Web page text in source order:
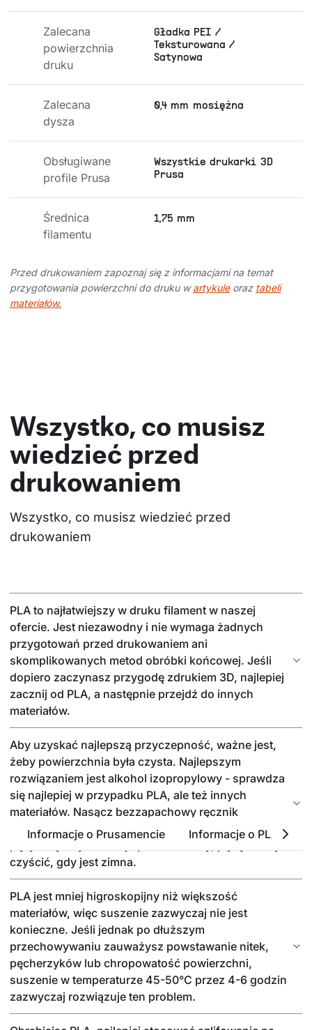
Informacje o Prusamencie Informacje o PLA
Zalecana
powierzchnia
druku
Gładka PEI /
Teksturowana /
Satynowa
Zalecana
dysza
0,4 mm mosiężna
Obsługiwane
profile Prusa
Wszystkie drukarki 3D
Prusa
Średnica
filamentu
1,75 mm
Przed drukowaniem zapoznaj się z informacjami na temat
przygotowania powierzchni do druku wartykuleoraz tabeli
materiałów.
Wszystko, co musisz
wiedzieć przed
drukowaniem
Wszystko, co musisz wiedzieć przed
drukowaniem
PLA to najłatwiejszy w druku filament w naszej
ofercie. Jest niezawodny i nie wymaga żadnych
przygotowań przed drukowaniem ani
skomplikowanych metod obróbki końcowej. Jeśli
dopiero zaczynasz przygodę zdrukiem 3D, najlepiej
zacznij od PLA, a następnie przejdź do innych
materiałów.
Aby uzyskać najlepszą przyczepność, ważne jest,
żeby powierzchnia była czysta. Najlepszym
rozwiązaniem jest alkohol izopropylowy - sprawdza
się najlepiej w przypadku PLA, ale też innych
materiałów. Nasącz bezzapachowy ręcznik
papierowy niewielką ilością i przetrzyj powierzchnię
płyty. Aby uzyskać najlepsze rezultaty, płytę należy
czyścić, gdy jest zimna.
PLA jest mniej higroskopijny niż większość
materiałów, więc suszenie zazwyczaj nie jest
konieczne. Jeśli jednak po dłuższym
przechowywaniu zauważysz powstawanie nitek,
pęcherzyków lub chropowatość powierzchni,
suszenie w temperaturze 45-50°C przez 4-6 godzin
zazwyczaj rozwiązuje ten problem.